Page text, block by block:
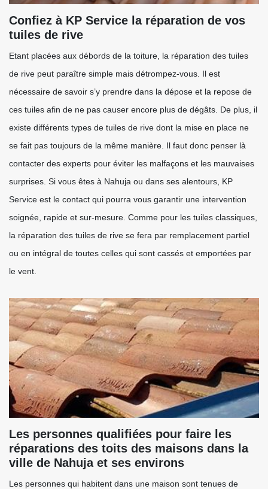
Confiez à KP Service la réparation de vos
tuiles de rive
Etant placées aux débords de la toiture, la réparation des tuiles
de rive peut paraître simple mais détrompez-vous. Il est
nécessaire de savoir s’y prendre dans la dépose et la repose de
ces tuiles afin de ne pas causer encore plus de dégâts. De plus, il
existe différents types de tuiles de rive dont la mise en place ne
se fait pas toujours de la même manière. Il faut donc penser là
contacter des experts pour éviter les malfaçons et les mauvaises
surprises. Si vous êtes à Nahuja ou dans ses alentours, KP
Service est le contact qui pourra vous garantir une intervention
soignée, rapide et sur-mesure. Comme pour les tuiles classiques,
la réparation des tuiles de rive se fera par remplacement partiel
ou en intégral de toutes celles qui sont cassés et emportées par
le vent.
Les personnes qualifiées pour faire les
réparations des toits des maisons dans la
ville de Nahuja et ses environs
Les personnes qui habitent dans une maison sont tenues de